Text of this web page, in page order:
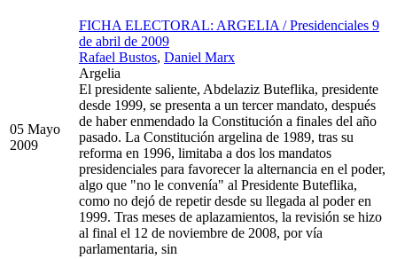
05 Mayo
2009
FICHA ELECTORAL: ARGELIA / Presidenciales 9
de abril de 2009
Rafael Bustos, Daniel Marx
Argelia
El presidente saliente, Abdelaziz Buteflika, presidente
desde 1999, se presenta a un tercer mandato, después
de haber enmendado la Constitución a finales del año
pasado. La Constitución argelina de 1989, tras su
reforma en 1996, limitaba a dos los mandatos
presidenciales para favorecer la alternancia en el poder,
algo que "no le convenía" al Presidente Buteflika,
como no dejó de repetir desde su llegada al poder en
1999. Tras meses de aplazamientos, la revisión se hizo
al final el 12 de noviembre de 2008, por vía
parlamentaria, sin